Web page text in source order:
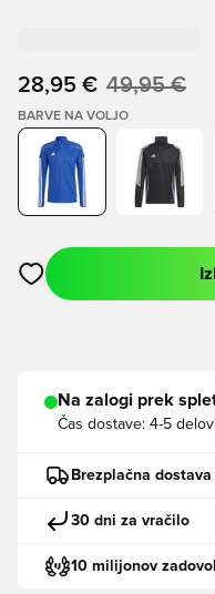
28,95 € 49,95 €
BARVE NA VOLJO
Odpre Modal za prijavo
Na zalogi prek
Čas dostave: 4-5
Brezplačna
30 dni za vračilo
10 milijonov